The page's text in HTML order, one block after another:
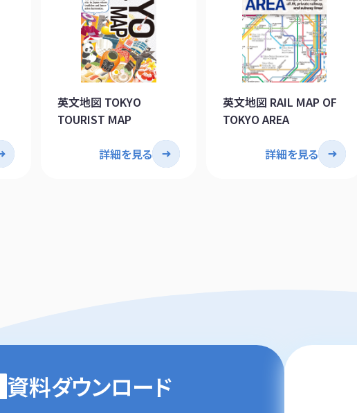
英文地図 TOKYO
TOURIST MAP
詳細を見る
英文地図 RAIL MAP OF
TOKYO AREA
詳細を見る
資料ダウンロード